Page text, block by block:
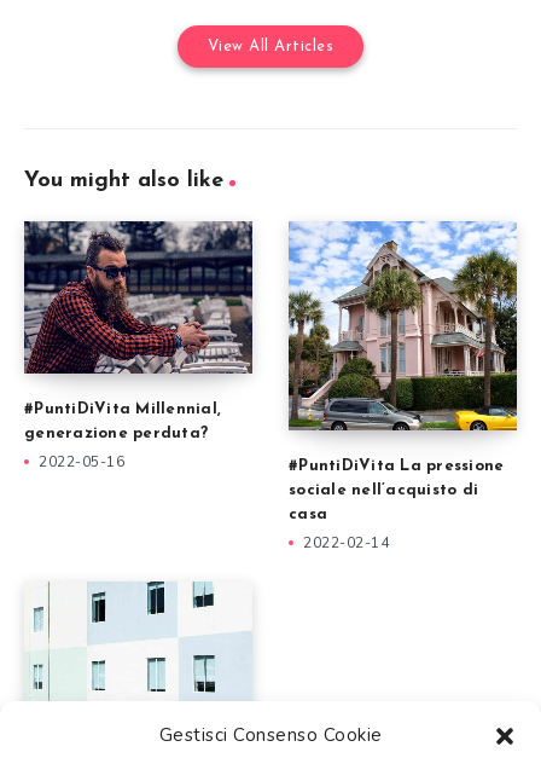
Gestisci Consenso Cookie
View All Articles
You might also like
#PuntiDiVita Millennial,
generazione perduta?
2022-05-16
#PuntiDiVita La pressione
sociale nell’acquisto di
casa
2022-02-14